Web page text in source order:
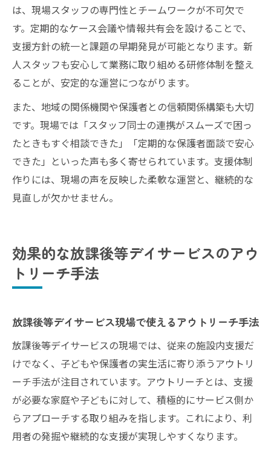
は、現場スタッフの専門性とチームワークが不可欠で
す。定期的なケース会議や情報共有会を設けることで、
支援方針の統一と課題の早期発見が可能となります。新
人スタッフも安心して業務に取り組める研修体制を整え
ることが、安定的な運営につながります。
また、地域の関係機関や保護者との信頼関係構築も大切
です。現場では「スタッフ同士の連携がスムーズで困っ
たときもすぐ相談できた」「定期的な保護者面談で安心
できた」といった声も多く寄せられています。支援体制
作りには、現場の声を反映した柔軟な運営と、継続的な
見直しが欠かせません。
効果的な放課後等デイサービスのアウ
トリーチ手法
放課後等デイサービス現場で使えるアウトリーチ手法
放課後等デイサービスの現場では、従来の施設内支援だ
けでなく、子どもや保護者の実生活に寄り添うアウトリ
ーチ手法が注目されています。アウトリーチとは、支援
が必要な家庭や子どもに対して、積極的にサービス側か
らアプローチする取り組みを指します。これにより、利
用者の発掘や継続的な支援が実現しやすくなります。